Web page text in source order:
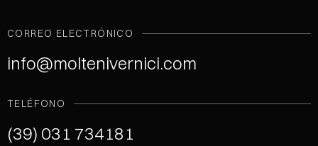
CORREO ELECTRÓNICO
info@moltenivernici.com
TELÉFONO
(39) 031 734181